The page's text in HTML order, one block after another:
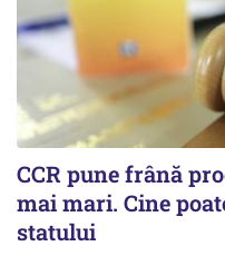
CCR pune frână
mai mari. Cine
statului